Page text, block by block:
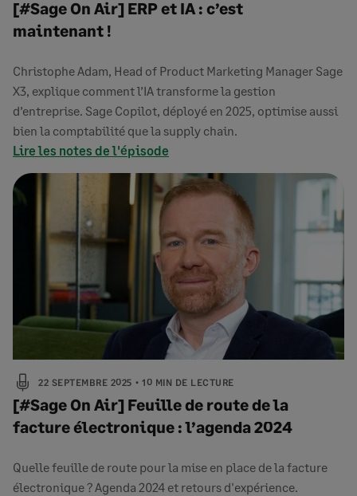
[#Sage On Air] ERP et IA : c’est
maintenant !
Christophe Adam, Head of Product Marketing Manager Sage
X3, explique comment l’IA transforme la gestion
d’entreprise. Sage Copilot, déployé en 2025, optimise aussi
bien la comptabilité que la supply chain.
Lire les notes de l'épisode
22 SEPTEMBRE 2025 10 MIN DE LECTURE
[#Sage On Air] Feuille de route de la
facture électronique : l’agenda 2024
Quelle feuille de route pour la mise en place de la facture
électronique ? Agenda 2024 et retours d'expérience.